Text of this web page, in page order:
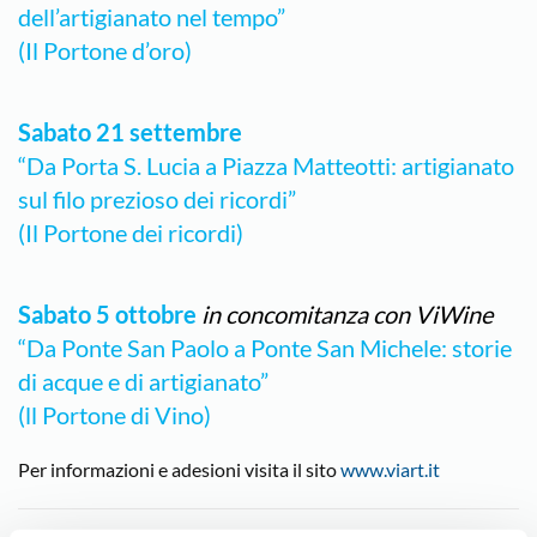
dell’artigianato nel tempo”
(Il Portone d’oro)
Sabato 21 settembre
“Da Porta S. Lucia a Piazza Matteotti: artigianato
sul filo prezioso dei ricordi”
(Il Portone dei ricordi)
Sabato 5 ottobre in concomitanza con ViWine
“Da Ponte San Paolo a Ponte San Michele: storie
di acque e di artigianato”
(ll Portone di Vino)
Per informazioni e adesioni visita il sitowww.viart.it